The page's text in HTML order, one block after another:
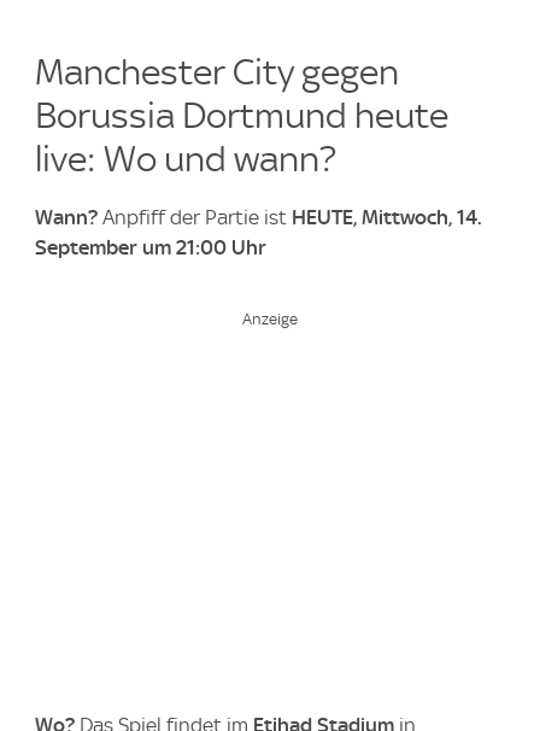
Manchester City gegen
Borussia Dortmund heute
live: Wo und wann?
Wann? Anpfiff der Partie ist HEUTE, Mittwoch, 14.
September um 21:00 Uhr
Wo? Das Spiel findet im Etihad Stadium in